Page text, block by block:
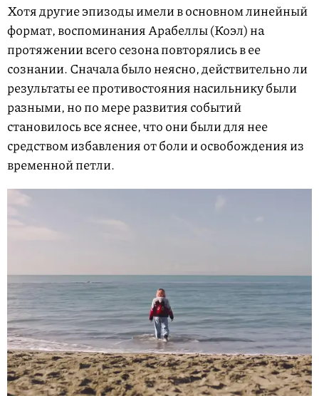
Хотя другие эпизоды имели в основном линейный
формат, воспоминания Арабеллы (Коэл) на
протяжении всего сезона повторялись в ее
сознании. Сначала было неясно, действительно ли
результаты ее противостояния насильнику были
разными, но по мере развития событий
становилось все яснее, что они были для нее
средством избавления от боли и освобождения из
временной петли.